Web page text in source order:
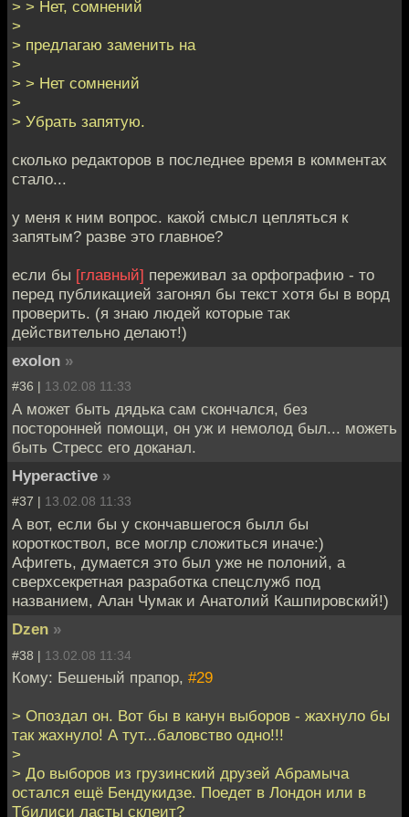
> > Нет, сомнений
>
> предлагаю заменить на
>
> > Нет сомнений
>
> Убрать запятую.
сколько редакторов в последнее время в комментах
стало...
у меня к ним вопрос. какой смысл цепляться к
запятым? разве это главное?
если бы [главный] переживал за орфографию - то
перед публикацией загонял бы текст хотя бы в ворд
проверить. (я знаю людей которые так
действительно делают!)
exolon »
#36 | 13.02.08 11:33
А может быть дядька сам скончался, без
посторонней помощи, он уж и немолод был... можеть
быть Стресс его доканал.
Hyperactive »
#37 | 13.02.08 11:33
А вот, если бы у скончавшегося былл бы
короткоствол, все моглр сложиться иначе:)
Афигеть, думается это был уже не полоний, а
сверхсекретная разработка спецслужб под
названием, Алан Чумак и Анатолий Кашпировский!)
Dzen »
#38 | 13.02.08 11:34
Кому: Бешеный прапор, #29
> Опоздал он. Вот бы в канун выборов - жахнуло бы
так жахнуло! А тут...баловство одно!!!
>
> До выборов из грузинский друзей Абрамыча
остался ещё Бендукидзе. Поедет в Лондон или в
Тбилиси ласты склеит?